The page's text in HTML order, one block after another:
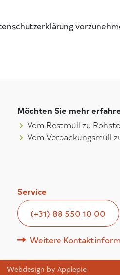
Möchten Sie mehr
Vom Restmüll zu
Vom Verpackungsmüll
Service
(+31) 88 550 10 00
Weitere
Webdesign by Applepie